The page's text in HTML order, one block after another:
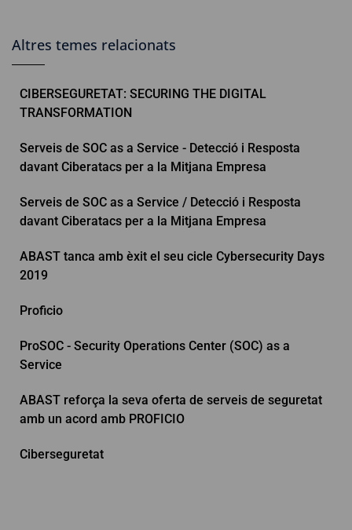
Altres temes relacionats
CIBERSEGURETAT: SECURING THE DIGITAL
TRANSFORMATION
Serveis de SOC as a Service - Detecció i Resposta
davant Ciberatacs per a la Mitjana Empresa
Serveis de SOC as a Service / Detecció i Resposta
davant Ciberatacs per a la Mitjana Empresa
ABAST tanca amb èxit el seu cicle Cybersecurity Days
2019
Proficio
ProSOC - Security Operations Center (SOC) as a
Service
ABAST reforça la seva oferta de serveis de seguretat
amb un acord amb PROFICIO
Ciberseguretat